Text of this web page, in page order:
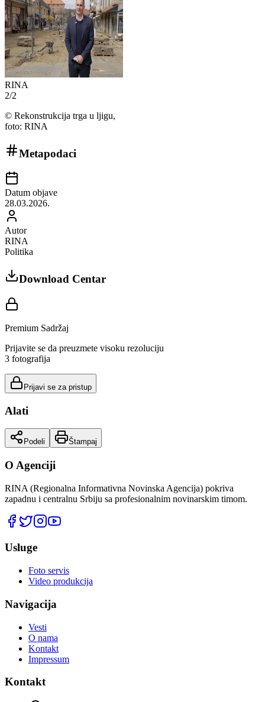
RINA
2/2
© Rekonstrukcija trga u ljigu,
foto: RINA
Metapodaci
Datum objave
28.03.2026.
Autor
RINA
Politika
Download Centar
Premium Sadržaj
Prijavite se da preuzmete visoku rezoluciju
3 fotografija
Prijavi se za pristup
Alati
Podeli Štampaj
O Agenciji
RINA (Regionalna Informativna Novinska Agencija) pokriva
zapadnu i centralnu Srbiju sa profesionalnim novinarskim timom.
Usluge
Foto servis
Video produkcija
Navigacija
Vesti
O nama
Kontakt
Impressum
Kontakt